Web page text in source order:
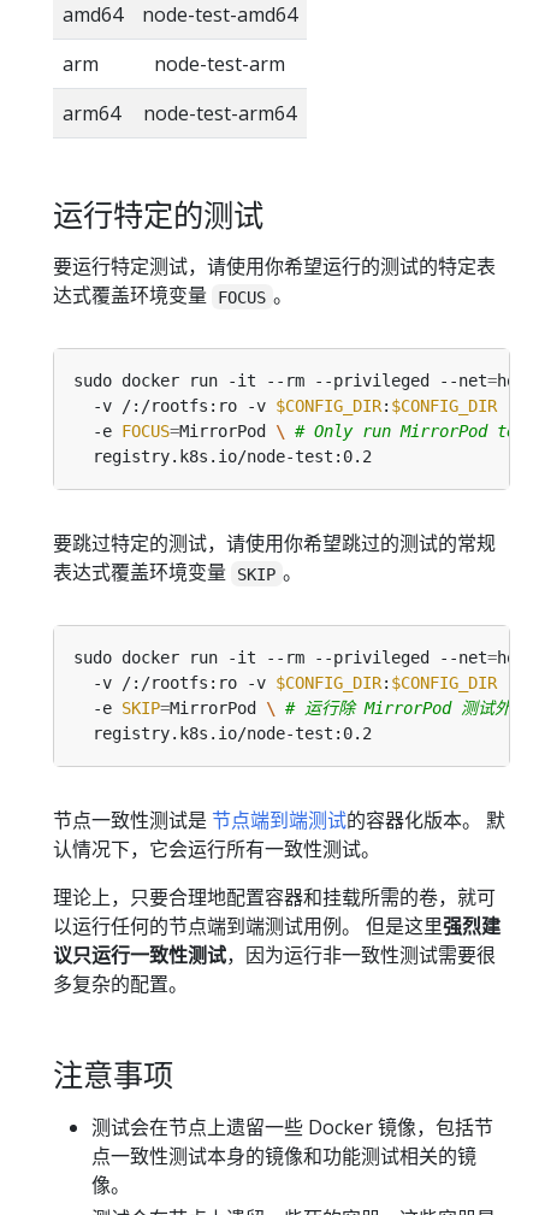
amd64
node-test-amd64
arm
node-test-arm
arm64
node-test-arm64
运行特定的测试
要运行特定测试，请使用你希望运行的测试的特定表
达式覆盖环境变量
FOCUS 。
sudo docker run -it --rm --privileged --net=
  -v /:/rootfs:ro -v
$CONFIG_DIR: $CONFIG_DIR -v
  -e
FOCUS=MirrorPod \ # Only run MirrorPod test
要跳过特定的测试，请使用你希望跳过的测试的常规
表达式覆盖环境变量
SKIP 。
sudo docker run -it --rm --privileged --net=
  -v /:/rootfs:ro -v
$CONFIG_DIR: $CONFIG_DIR -v
  -e
SKIP=MirrorPod \ # 运行除 MirrorPod 测试外的
节点一致性测试是 节点端到端测试的容器化版本。 默
认情况下，它会运行所有一致性测试。
理论上，只要合理地配置容器和挂载所需的卷，就可
以运行任何的节点端到端测试用例。 但是这里强烈建
议只运行一致性测试，因为运行非一致性测试需要很
多复杂的配置。
注意事项
测试会在节点上遗留一些 Docker 镜像，包括节
点一致性测试本身的镜像和功能测试相关的镜
像。